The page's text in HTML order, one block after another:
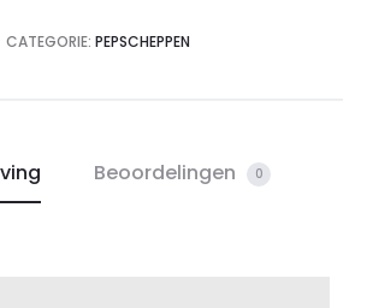
CATEGORIE: PEPSCHEPPEN
Beoordelingen 0